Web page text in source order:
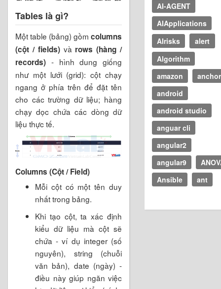
Tables là gì?
Một table (bảng) gồm columns
(cột / fields)và rows (hàng /
records) - hình dung giống
như một lưới (grid): cột chạy
ngang ở phía trên để đặt tên
cho các trường dữ liệu; hàng
chạy dọc chứa các dòng dữ
liệu thực tế.
Columns (Cột / Field)
Mỗi cột có một tên duy
nhất trong bảng.
Khi tạo cột, ta xác định
kiểu dữ liệu mà cột sẽ
chứa - ví dụ integer (số
nguyên), string (chuỗi
văn bản), date (ngày) -
điều này giúp ngăn việc
AI-AGENT
AIApplications
AIrisks
alert
Algorithm
amazon
anchor
android
android studio
anguar cli
angular2
angular9
Ansible
ant